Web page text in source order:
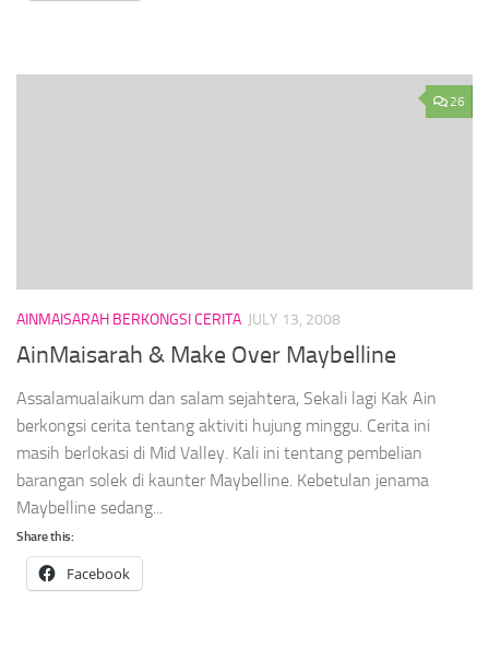
26
AINMAISARAH BERKONGSI CERITA JULY 13, 2008
AinMaisarah & Make Over Maybelline
Assalamualaikum dan salam sejahtera, Sekali lagi Kak Ain
berkongsi cerita tentang aktiviti hujung minggu. Cerita ini
masih berlokasi di Mid Valley. Kali ini tentang pembelian
barangan solek di kaunter Maybelline. Kebetulan jenama
Maybelline sedang...
Share this:
Facebook